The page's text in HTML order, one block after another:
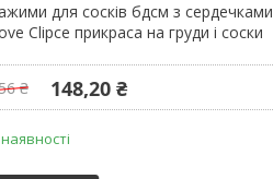
для сосків бдсм з сердечками
Clipce прикраса на груди і соски
₴ 148,20 ₴